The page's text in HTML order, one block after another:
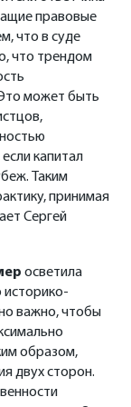
правовые
что в суде
что трендом
может быть
капитал
Таким
принимая
Сергей
осветила
историко-
важно, чтобы
образом,
двух сторон.